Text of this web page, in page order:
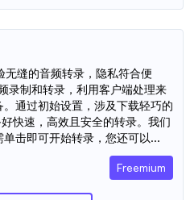
无缝的音频转录，隐私符合便
录制和转录，利用客户端处理来
通过初始设置，涉及下载轻巧的
快速，高效且安全的转录。我们
击即可开始转录，您还可以...
Freemium